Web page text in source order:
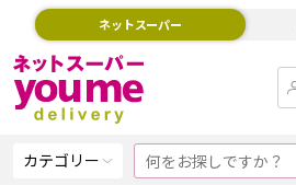
ネットスーパー
カテゴリー